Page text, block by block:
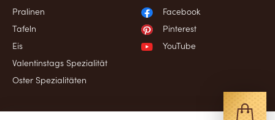
Pralinen
Tafeln
Eis
Valentinstags Spezialität
Oster Spezialitäten
Facebook
Pinterest
YouTube